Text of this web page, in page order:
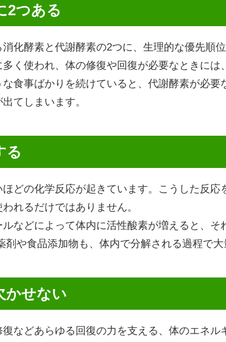
2つある
化酵素と代謝酵素の2つに、生理的な優先順
く使われ、体の修復や回復が必要なときには
食事ばかりを続けていると、代謝酵素が必
てしまいます。
る
どの化学反応が起きています。こうした反応
れるだけではありません。
などによって体内に活性酸素が増えると、
や食品添加物も、体内で分解される過程で大
かせない
などあらゆる回復の力を支える、体のエネル